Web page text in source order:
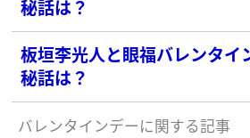
秘話は？
板垣李光人と眼福バレンタイ
秘話は？
バレンタインデーに関する記事